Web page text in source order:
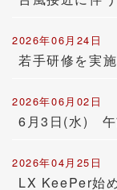
2026年06月24日
若手研修を実
2026年06月02日
6月3日(水) 午
2026年04月25日
LX KeePer始